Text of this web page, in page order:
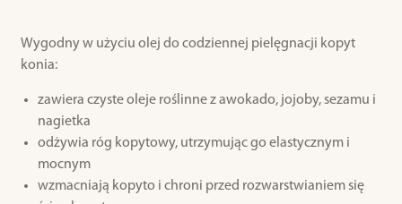
Wygodny w użyciu olej do codziennej pielęgnacji kopyt
konia:
zawiera czyste oleje roślinne z awokado, jojoby, sezamu i
nagietka
odżywia róg kopytowy, utrzymując go elastycznym i
mocnym
wzmacniają kopyto i chroni przed rozwarstwianiem się